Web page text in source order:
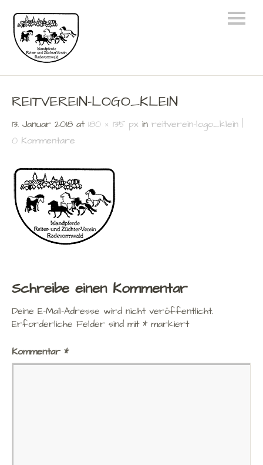
REITVEREIN-LOGO_KLEIN
13. Januar 2018 at 180 × 135 px in reitverein-logo_klein
0 Kommentare
Schreibe einen Kommentar
Deine E-Mail-Adresse wird nicht veröffentlicht.
Erforderliche Felder sind mit * markiert
Kommentar *